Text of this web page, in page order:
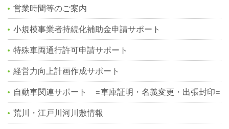
営業時間等のご案内
小規模事業者持続化補助金申請サポート
特殊車両通行許可申請サポート
経営力向上計画作成サポート
自動車関連サポート =車庫証明・名義変更・出張封印=
荒川・江戸川河川敷情報